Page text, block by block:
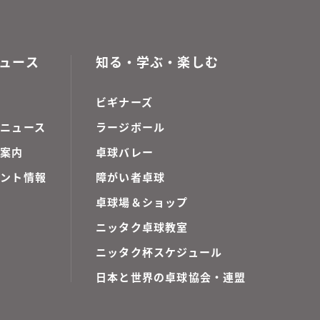
ース
ュース
内
ト情報
知る・学ぶ・楽しむ
ビギナーズ
ラージボール
卓球バレー
障がい者卓球
卓球場＆ショップ
ニッタク卓球教室
ニッタク杯スケジュール
日本と世界の卓球協会・連盟